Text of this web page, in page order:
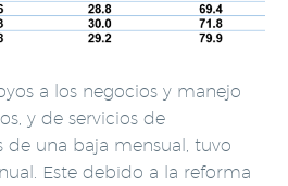
a los negocios y manejo
y de servicios de
una baja mensual, tuvo
Este debido a la reforma